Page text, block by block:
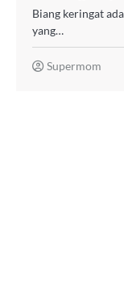
Biang keringat
yang…
Supermom